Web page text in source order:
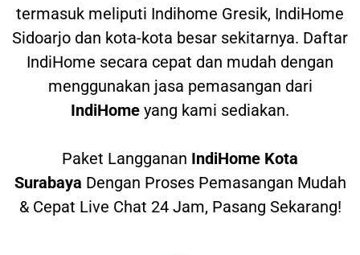
termasuk meliputi Indihome Gresik, IndiHome
Sidoarjo dan kota-kota besar sekitarnya. Daftar
IndiHome secara cepat dan mudah dengan
menggunakan jasa pemasangan dari
IndiHome yang kami sediakan.
Paket Langganan IndiHome Kota
Surabaya Dengan Proses Pemasangan Mudah
& Cepat Live Chat 24 Jam, Pasang Sekarang!